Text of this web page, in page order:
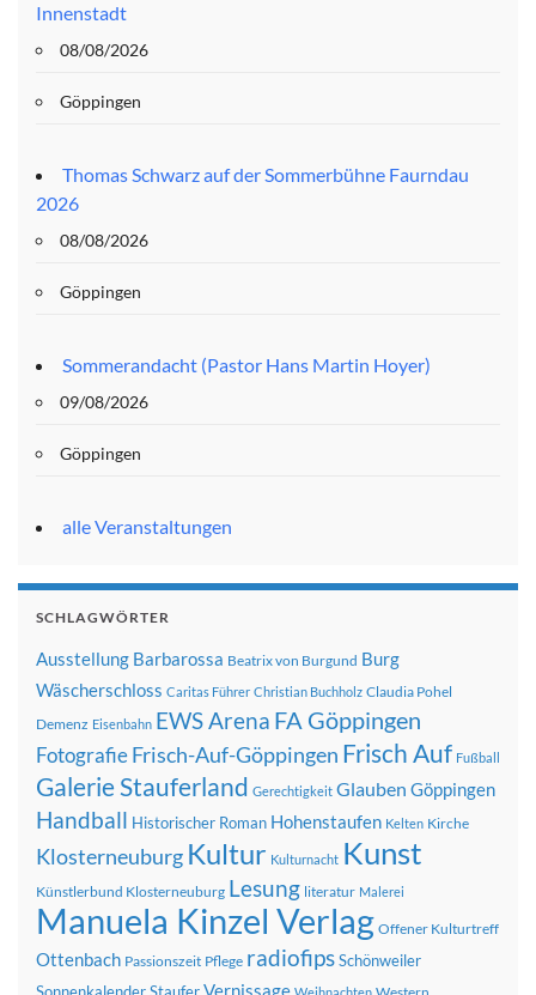
Innenstadt
08/08/2026
Göppingen
Thomas Schwarz auf der Sommerbühne Faurndau
2026
08/08/2026
Göppingen
Sommerandacht (Pastor Hans Martin Hoyer)
09/08/2026
Göppingen
alle Veranstaltungen
SCHLAGWÖRTER
Ausstellung Barbarossa Beatrix von Burgund Burg
Wäscherschloss Caritas Führer Christian Buchholz Claudia Pohel
Demenz Eisenbahn EWS Arena FA Göppingen
FotografieFrisch-Auf-Göppingen Frisch Auf Fußball
Galerie Stauferland Gerechtigkeit Glauben Göppingen
Handball Historischer Roman Hohenstaufen Kelten Kirche
Klosterneuburg Kultur Kulturnacht Kunst
Künstlerbund Klosterneuburg Lesung literatur Malerei
Manuela Kinzel Verlag Offener Kulturtreff
Ottenbach Passionszeit Pflege radiofipsSchönweiler
Vernissage